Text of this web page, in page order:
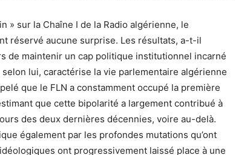
» sur la Chaîne I de la Radio algérienne, le
réservé aucune surprise. Les résultats, a-t-il
de maintenir un cap politique institutionnel incarné
lui, caractérise la vie parlementaire algérienne
que le FLN a constamment occupé la première
que cette bipolarité a largement contribué à
des deux dernières décennies, voire au-delà.
également par les profondes mutations qu’ont
ont progressivement laissé place à une